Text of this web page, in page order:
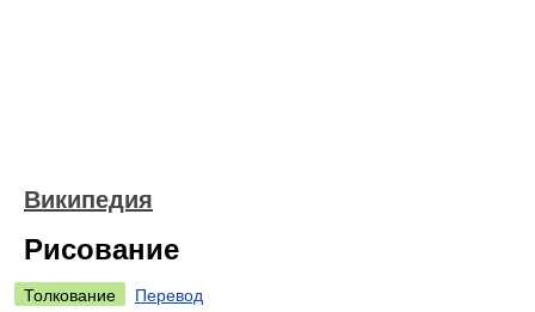
Википедия
Рисование
Толкование
Перевод